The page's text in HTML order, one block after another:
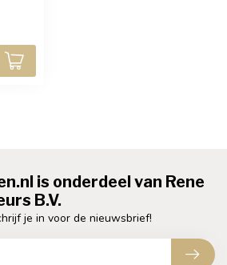
is onderdeel van Rene
B.V.
je in voor de nieuwsbrief!